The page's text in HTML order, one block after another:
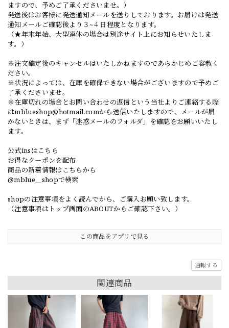
ますので、予めご了承くださいませ。）
発送後はお客様に発送通知メールを送りしております。お届けは発送
通知メールご確認後より３~４日程度となります。
（★年末年始、大型連休の場合は別途サイト上にお知らせいたしま
す。）
※注文確定後のキャンセルはいたしかねますのであらかじめご容赦く
ださい。
※状況によっては、在庫を確保できない場合がございますので予めご
了承くださいませ。
※在庫切れの場合とお問い合わせの返信という当社よりご連絡する際
はmblueshop@hotmail.comから送信いたしますので、メールが届
かないときは、まず「迷惑メールのフォルダ」を確認をお願いいたし
ます。
公式insはこちら
お得なクーポンを配布
商品の新着情報はこちらから
@mblue__shopで検索
shopの注意事項をよく読んでから、ご購入お願い致します。
（注意事項はトップ画面のABOUTからご確認下さい。）
この商品をアプリで見る
通報する
関連商品